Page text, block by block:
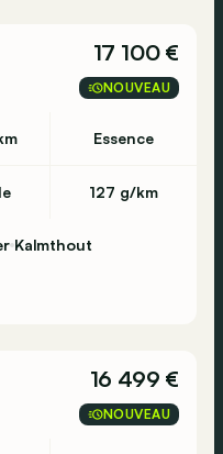
17 100 €
NOUVEAU
Essence
127 g/km
Kalmthout
16 499 €
NOUVEAU